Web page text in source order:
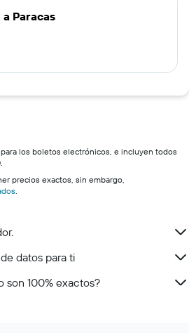
Paracas
los boletos electrónicos, e incluyen todos
precios exactos, sin embargo,
.
datos para ti
son 100% exactos?